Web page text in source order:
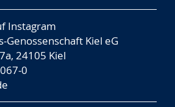
Instagram
Genossenschaft Kiel eG
24105 Kiel
0